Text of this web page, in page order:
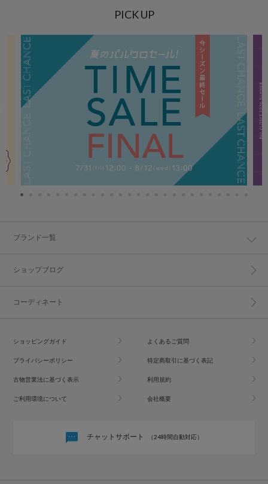
PICK UP
ブランド一覧
ショップブログ
コーディネート
ショッピングガイド よくあるご質問
プライバシーポリシー 特定商取引に基づく表記
古物営業法に基づく表示 利用規約
ご利用環境について 会社概要
チャットサポート （24時間自動対応）